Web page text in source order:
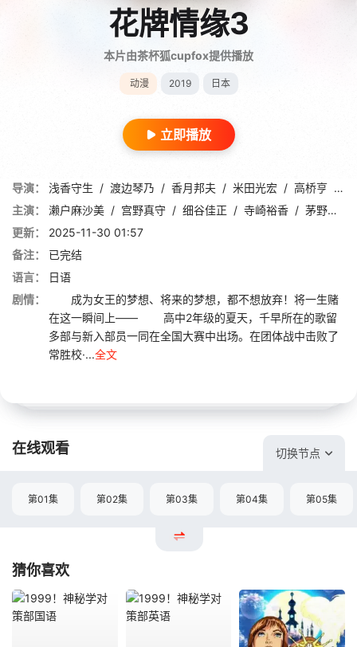
花牌情缘3
本片由茶杯狐cupfox提供播放
动漫 2019 日本
立即播放
导演： 浅香守生 / 渡边琴乃 / 香月邦夫 / 米田光宏 / 高桥亨 /
主演：
濑户麻沙美 / 宫野真守 / 细谷佳正 / 寺崎裕香 / 茅野爱衣
更新：
2025-11-30 01:57
备注：
已完结
语言：
日语
剧情：
成为女王的梦想、将来的梦想，都不想放弃！将一生赌
在这一瞬间上—— 高中2年级的夏天，千早所在的歌留
多部与新入部员一同在全国大赛中出场。在团体战中击败了
常胜校·...全文
在线观看 切换节点
第01集 第02集 第03集 第04集 第05集
猜你喜欢